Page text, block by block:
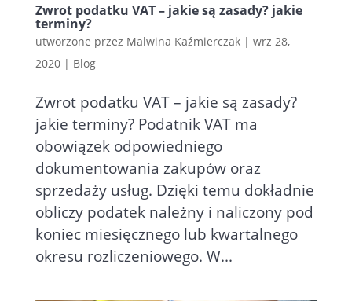
Zwrot podatku VAT – jakie są zasady? jakie
terminy?
utworzone przez Malwina Kaźmierczak| wrz 28,
2020| Blog
Zwrot podatku VAT – jakie są zasady?
jakie terminy? Podatnik VAT ma
obowiązek odpowiedniego
dokumentowania zakupów oraz
sprzedaży usług. Dzięki temu dokładnie
obliczy podatek należny i naliczony pod
koniec miesięcznego lub kwartalnego
okresu rozliczeniowego. W...